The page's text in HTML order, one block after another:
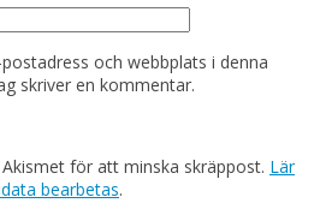
och webbplats i denna
skriver en kommentar.
för att minska skräppost. Lär
bearbetas.